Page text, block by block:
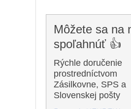
Môžete sa na
spoľahnúť 👍
Rýchle doručenie
prostredníctvom
Zásilkovne, SPS a
Slovenskej pošty